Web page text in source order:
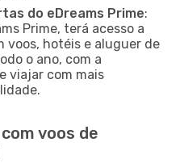
do eDreams Prime:
Prime, terá acesso a
voos, hotéis e aluguer de
o ano, com a
viajar com mais
voos de